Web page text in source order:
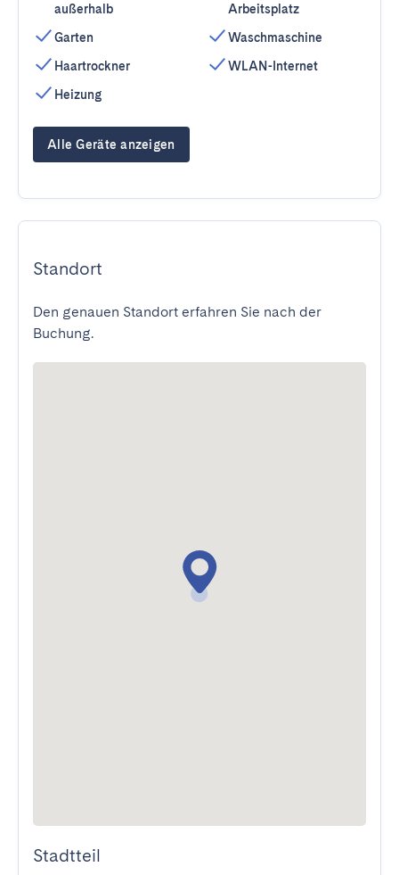
außerhalb
Garten
Haartrockner
Heizung
Arbeitsplatz
Waschmaschine
WLAN-Internet
Alle Geräte anzeigen
Standort
Den genauen Standort erfahren Sie nach der
Buchung.
Stadtteil